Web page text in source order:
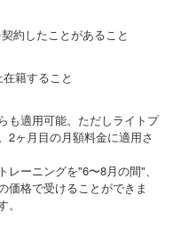
約したことがあること
籍すること
も適用可能。ただしライトプ
2ヶ月目の月額料金に適用さ
ーニングを"6〜8月の間"、
価格で受けることができま